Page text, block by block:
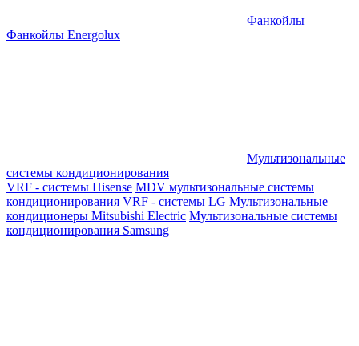
Фанкойлы
Фанкойлы Energolux
Мультизональные
системы кондиционирования
VRF - системы Hisense MDV мультизональные системы
кондиционирования VRF - системы LG Мультизональные
кондиционеры Mitsubishi Electric Мультизональные системы
кондиционирования Samsung